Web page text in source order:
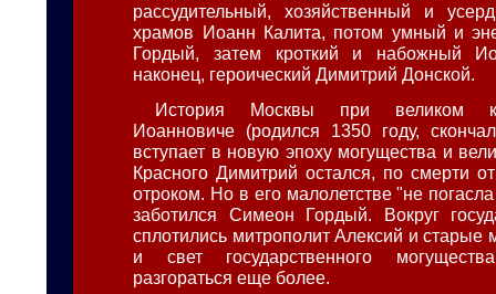
рассудительный, хозяйственный и
храмов Иоанн Калита, потом умный и
Гордый, затем кроткий и набожный
наконец, героический Димитрий Донской.
История Москвы при великом
Иоанновиче (родился 1350 году,
вступает в новую эпоху могущества и
Красного Димитрий остался, по смерти
отроком. Но в его малолетстве "не
заботился Симеон Гордый. Вокруг
сплотились митрополит Алексий и старые
и свет государственного
разгораться еще более.